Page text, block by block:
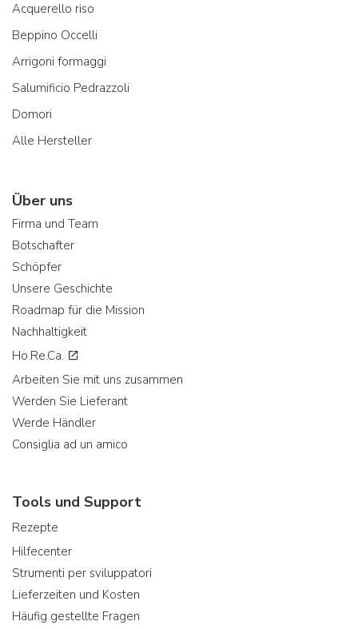
Acquerello riso
Beppino Occelli
Arrigoni formaggi
Salumificio Pedrazzoli
Domori
Alle Hersteller
Über uns
Firma und Team
Botschafter
Schöpfer
Unsere Geschichte
Roadmap für die Mission
Nachhaltigkeit
Ho.Re.Ca.
Arbeiten Sie mit uns zusammen
Werden Sie Lieferant
Werde Händler
Consiglia ad un amico
Tools und Support
Rezepte
Hilfecenter
Strumenti per sviluppatori
Lieferzeiten und Kosten
Häufig gestellte Fragen